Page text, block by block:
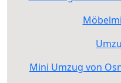
Mini Umzug von